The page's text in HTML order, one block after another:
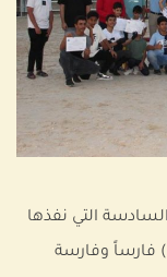
السادسة التي نفذها
المدرب الدولي محمد خليفة بحضور (24) فارساً وفارسة